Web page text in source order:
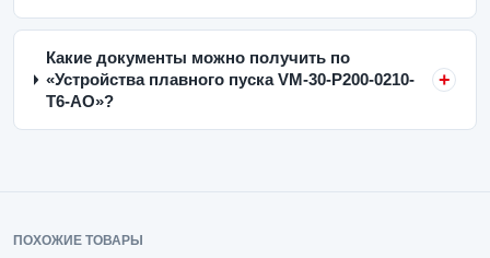
Какие документы можно получить по
«Устройства плавного пуска VM-30-P200-0210-
T6-AO»?
ПОХОЖИЕ ТОВАРЫ